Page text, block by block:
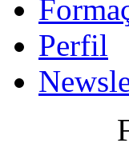
Perfil